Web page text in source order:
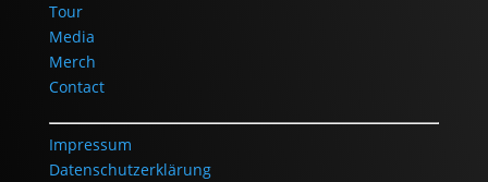
Tour
Media
Merch
Contact
Impressum
Datenschutzerklärung